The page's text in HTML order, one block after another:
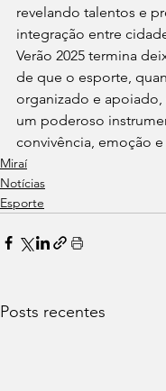
revelando talentos e
integração entre
Verão 2025 termina
de que o esporte,
organizado e
um poderoso
convivência, emoção
Miraí
Notícias
Esporte
Posts recentes